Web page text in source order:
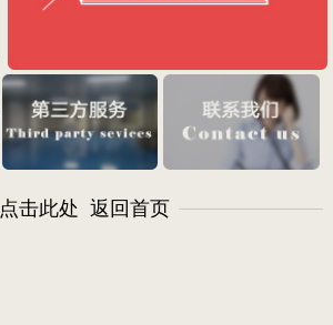
点击此处 返回首页